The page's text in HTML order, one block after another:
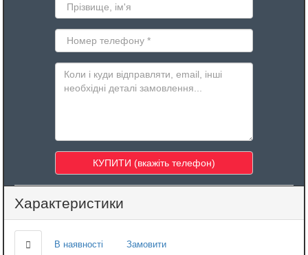
Характеристики
В наявності Замовити